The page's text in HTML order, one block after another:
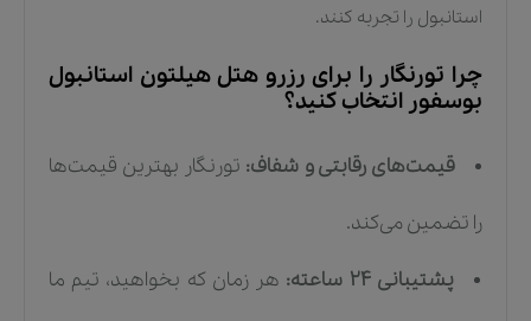
استانبول را تجربه کنند.
چرا تورنگار را برای رزرو هتل هیلتون استانبول
بوسفور انتخاب کنید؟
قیمت‌های رقابتی و شفاف: تورنگار بهترین قیمت‌ها
را تضمین می‌کند.
پشتیبانی 24 ساعته: هر زمان که بخواهید، تیم ما